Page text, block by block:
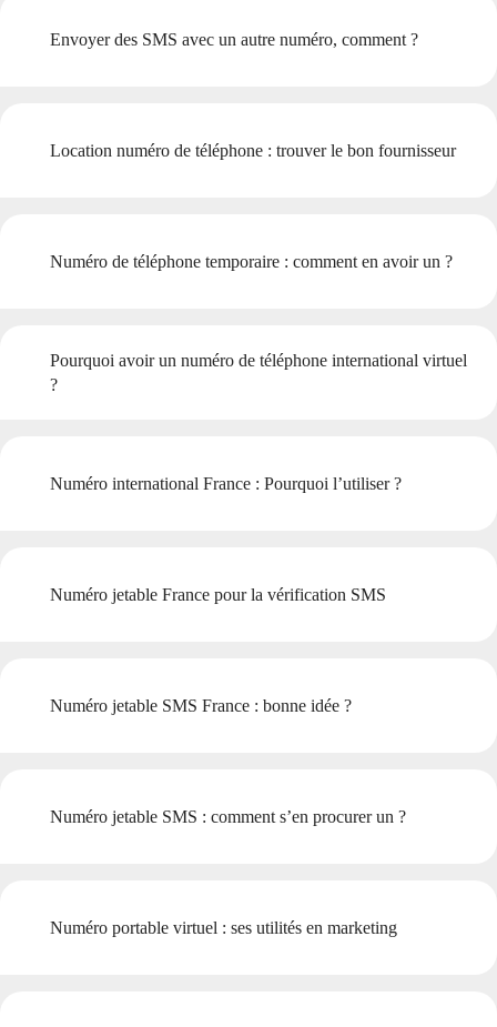
Envoyer des SMS avec un autre numéro, comment ?
Location numéro de téléphone : trouver le bon fournisseur
Numéro de téléphone temporaire : comment en avoir un ?
Pourquoi avoir un numéro de téléphone international virtuel
?
Numéro international France : Pourquoi l’utiliser ?
Numéro jetable France pour la vérification SMS
Numéro jetable SMS France : bonne idée ?
Numéro jetable SMS : comment s’en procurer un ?
Numéro portable virtuel : ses utilités en marketing